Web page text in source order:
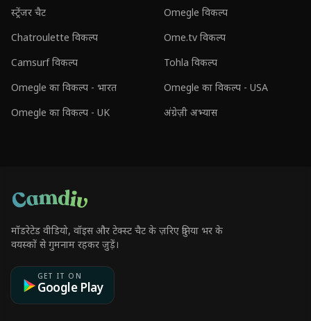
स्ट्रेंजर चैट
Omegle विकल्प
Chatroulette विकल्प
Ome.tv विकल्प
Camsurf विकल्प
Tohla विकल्प
Omegle का विकल्प - भारत
Omegle का विकल्प - USA
Omegle का विकल्प - UK
अंग्रेज़ी अभ्यास
मॉडरेटेड वीडियो, वॉइस और टेक्स्ट चैट के ज़रिए दुनिया भर के
वयस्कों से गुमनाम रहकर जुड़ें।
GET IT ON
Google Play